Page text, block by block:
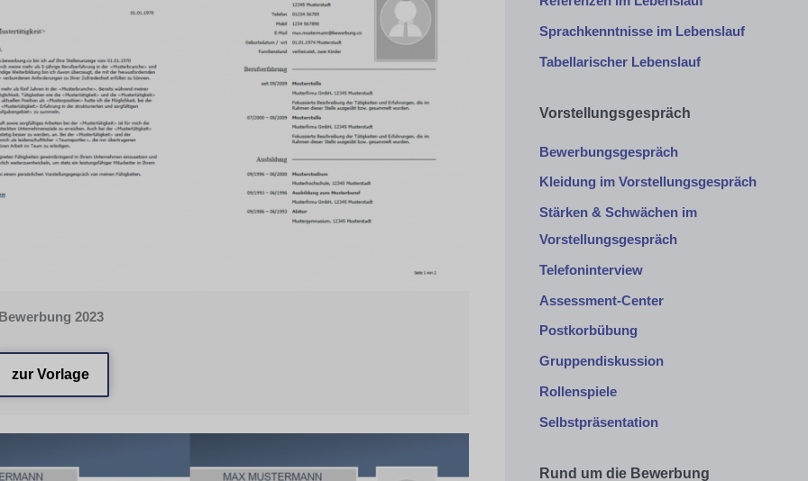
2023
zur Vorlage
Sprachkenntnisse im Lebenslauf
Tabellarischer Lebenslauf
Vorstellungsgespräch
Bewerbungsgespräch
Kleidung im Vorstellungsgespräch
Stärken & Schwächen im
Vorstellungsgespräch
Telefoninterview
Assessment-Center
Postkorbübung
Gruppendiskussion
Rollenspiele
Selbstpräsentation
Rund um die Bewerbung